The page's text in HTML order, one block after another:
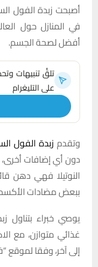
أصبحت زبدة الفول
في المنازل حول
أفضل لصحة الجسم.
تلقَّ تنبيهات
على التليغرام
وتقدم زبدة الفول
دون أي إضافات أخرى،
النوتيلا فهي دهن
ببعض مضادات
يوصي خبراء بتناول
غذائي متوازن، مع
إلى آخر، وفقا لموقع